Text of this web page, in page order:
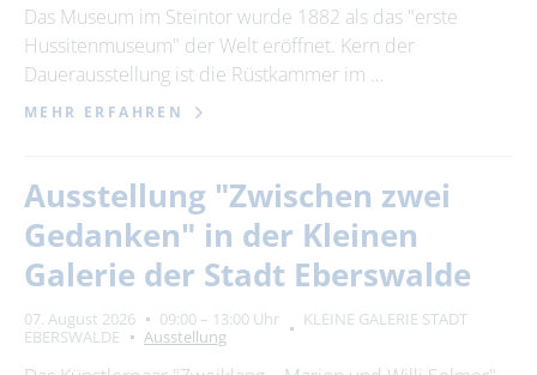
bitte wählen
Das Museum im Steintor wurde 1882 als das "erste
Hussitenmuseum" der Welt eröffnet. Kern der
Dauerausstellung ist die Rüstkammer im …
MEHR ERFAHREN
Ausstellung "Zwischen zwei
Gedanken" in der Kleinen
Galerie der Stadt Eberswalde
07. August 2026 09:00 – 13:00 Uhr
KLEINE GALERIE STADT
EBERSWALDE
Ausstellung